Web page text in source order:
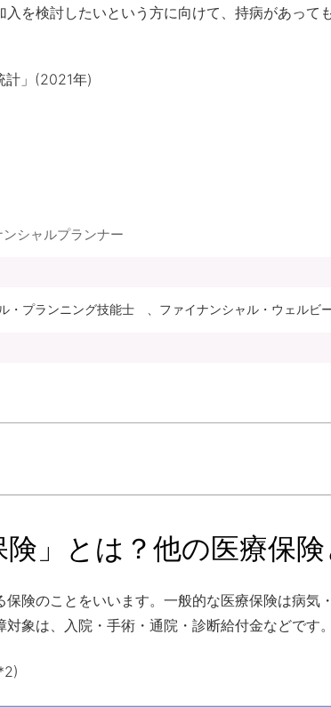
を検討したいという方に向けて、持病があって
計」(2021年)
シャルプランナー
・プランニング技能士 、ファイナンシャル・ウェルビ
険」とは？他の医療保
険のことをいいます。一般的な医療保険は病気
象は、入院・手術・通院・診断給付金などです。